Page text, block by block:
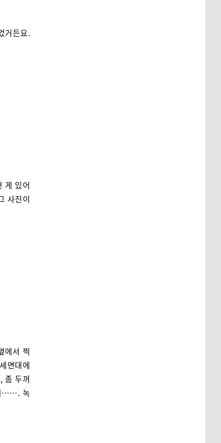
거든요.
게 있어
사진이
에서 찍
면대에
좀 두꺼
……. 녹